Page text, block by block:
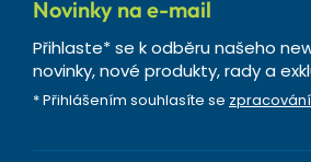
Novinky na e-mail
Přihlaste* se k odběru našeho
novinky, nové produkty, rady a
* Přihlášením souhlasíte se